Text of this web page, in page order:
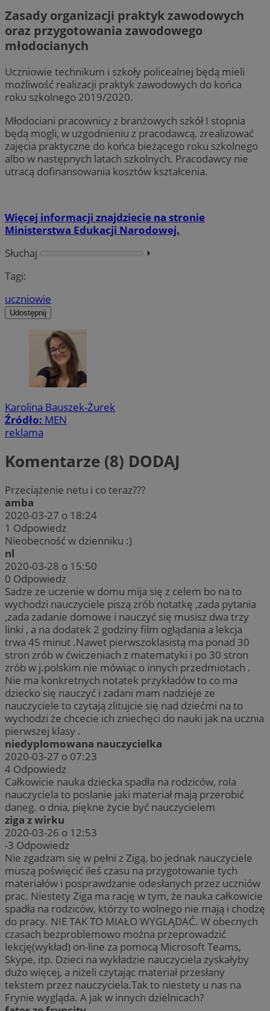
Zasady organizacji praktyk zawodowych
oraz przygotowania zawodowego
młodocianych
Uczniowie technikum i szkoły policealnej będą mieli
możliwość realizacji praktyk zawodowych do końca
roku szkolnego 2019/2020.
Młodociani pracownicy z branżowych szkół I stopnia
będą mogli, w uzgodnieniu z pracodawcą, zrealizować
zajęcia praktyczne do końca bieżącego roku szkolnego
albo w następnych latach szkolnych. Pracodawcy nie
utracą dofinansowania kosztów kształcenia.
Więcej informacji znajdziecie na stronie
Ministerstwa Edukacji Narodowej.
Słuchaj
⏵︎
Tagi:
uczniowie
Udostępnij
Karolina Bauszek-Żurek
Źródło: MEN
reklama
Komentarze (8) DODAJ
Przeciążenie netu i co teraz???
amba
2020-03-27 o 18:24
1 Odpowiedz
Nieobecność w dzienniku :)
nl
2020-03-28 o 15:50
0 Odpowiedz
Sadze ze uczenie w domu mija się z celem bo na to
wychodzi nauczyciele piszą zrób notatkę ,zada pytania
,zada zadanie domowe i nauczyć się musisz dwa trzy
linki , a na dodatek 2 godziny film oglądania a lekcja
trwa 45 minut .Nawet pierwszoklasistą ma ponad 30
stron zrób w ćwiczeniach z matematyki i po 30 stron
zrób w j.polskim nie mówiąc o innych przedmiotach .
Nie ma konkretnych notatek przykładów to co ma
dziecko się nauczyć i zadani mam nadzieje ze
nauczyciele to czytają zlitujcie się nad dziećmi na to
wychodzi że chcecie ich zniechęci do nauki jak na ucznia
pierwszej klasy .
niedyplomowana nauczycielka
2020-03-27 o 07:23
4 Odpowiedz
Całkowicie nauka dziecka spadła na rodziców, rola
nauczyciela to poslanie jaki materiał mają przerobić
daneg. o dnia, piękne życie być nauczycielem
ziga z wirku
2020-03-26 o 12:53
-3 Odpowiedz
Nie zgadzam się w pełni z Zigą, bo jednak nauczyciele
muszą poświęcić ileś czasu na przygotowanie tych
materiałów i posprawdzanie odesłanych przez uczniów
prac. Niestety Ziga ma rację w tym, że nauka całkowicie
spadła na rodziców, którzy to wolnego nie mają i chodzę
do pracy. NIE TAK TO MIAŁO WYGLĄDAĆ. W obecnych
czasach bezproblemowo można przeprowadzić
lekcję(wykład) on-line za pomocą Microsoft Teams,
Skype, itp. Dzieci na wykładzie nauczyciela zyskałyby
dużo więcej, a niżeli czytając materiał przesłany
tekstem przez nauczyciela.Tak to niestety u nas na
Frynie wygląda. A jak w innych dzielnicach?